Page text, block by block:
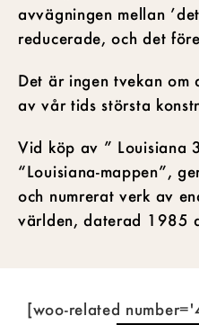
avvägningen mellan
reducerade, och det
Det är ingen tvekan
av vår tids största
Vid köp av ” Louisiana
“Louisiana-mappen”,
och numrerat verk av
världen, daterad 1985
[woo-related